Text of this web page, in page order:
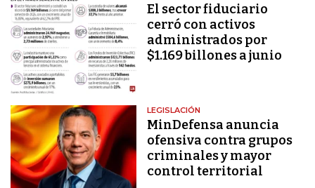
El sector fiduciario
cerró con activos
administrados por
$1.169 billones a junio
LEGISLACIÓN
MinDefensa anuncia
ofensiva contra grupos
criminales y mayor
control territorial